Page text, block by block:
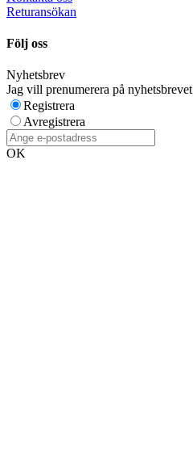
Returansökan
Följ oss
Nyhetsbrev
Jag vill prenumerera på nyhetsbrevet
Registrera
Avregistrera
OK